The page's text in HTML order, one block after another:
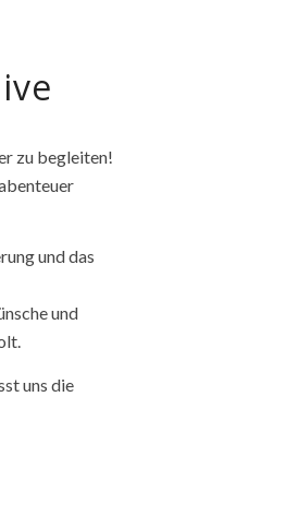
zu begleiten!
und das
und
uns die